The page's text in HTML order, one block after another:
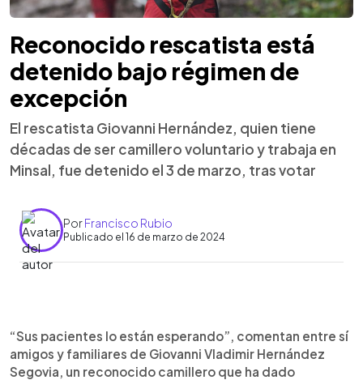
Reconocido rescatista está
detenido bajo régimen de
excepción
El rescatista Giovanni Hernández, quien tiene
décadas de ser camillero voluntario y trabaja en
Minsal, fue detenido el 3 de marzo, tras votar
PorFrancisco Rubio
Publicado el 16 de marzo de 2024
Escuchar artículo
“Sus pacientes lo están esperando”, comentan entre sí
amigos y familiares de Giovanni Vladimir Hernández
Segovia, un reconocido camillero que ha dado